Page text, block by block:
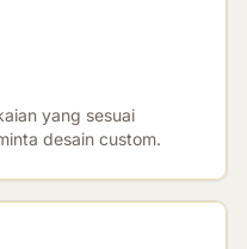
yang sesuai
desain custom.